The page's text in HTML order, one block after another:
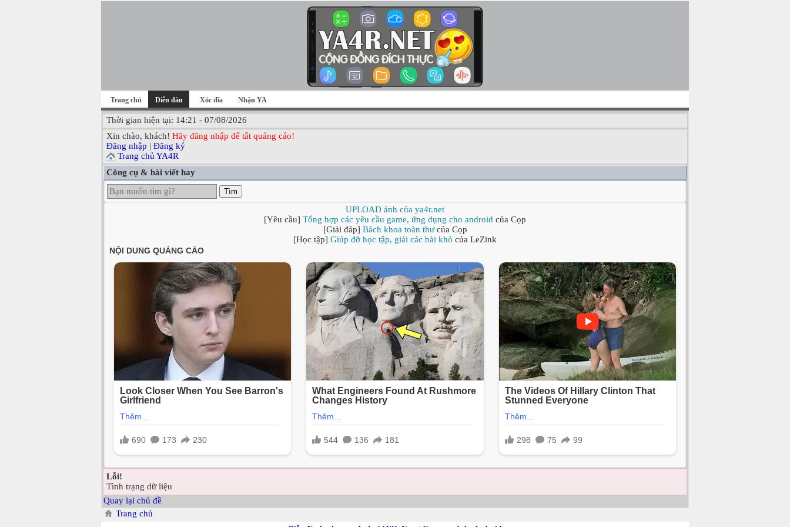
Trang chủ Diễn đàn Xóc đĩa Nhận YA
Thời gian hiện tại: 14:21 - 07/08/2026
Xin chào, khách! Hãy đăng nhập để tắt quảng cáo!
Đăng nhập | Đăng ký
Trang chủ YA4R
Công cụ & bài viết hay
Tìm
UPLOAD ảnh của ya4r.net
[Yêu cầu] Tổng hợp các yêu cầu game, ứng dụng cho android của Cọp
[Giải đáp] Bách khoa toàn thưcủa Cọp
[Học tập] Giúp đỡ học tập, giải các bài khó của LeZink
Lỗi!
Tình trạng dữ liệu
Quay lại chủ đề
Trang chủ